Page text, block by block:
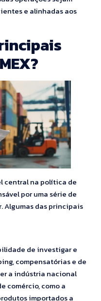
e alinhadas aos
central na política de
por uma série de
Algumas das principais
de investigar e
compensatórias e de
a indústria nacional
comércio, como a
importados a